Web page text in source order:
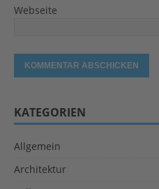
Webseite
KATEGORIEN
Allgemein
Architektur